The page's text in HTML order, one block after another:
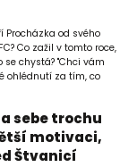
Procházka od svého
Co zažil v tomto roce,
se chystá? "Chci vám
ohlédnutí za tím, co
sebe trochu
motivaci,
Štvanicí